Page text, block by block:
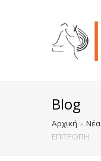
Blog
Αρχική » Νέα
ΕΠΙΤΡΟΠΗ